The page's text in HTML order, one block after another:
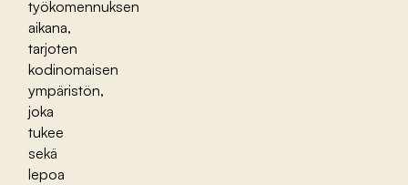
työkomennuksen
aikana,
tarjoten
kodinomaisen
ympäristön,
joka
tukee
sekä
lepoa